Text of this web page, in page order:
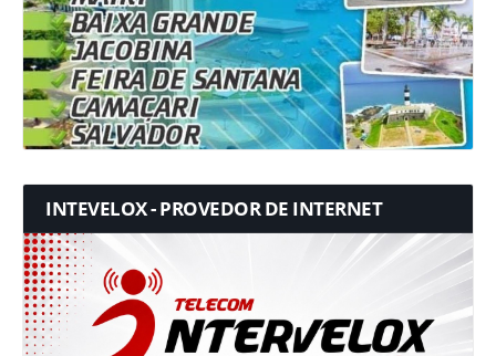
INTEVELOX - PROVEDOR DE INTERNET